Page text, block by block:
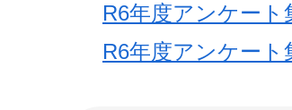
R6年度アンケート
R6年度アンケート